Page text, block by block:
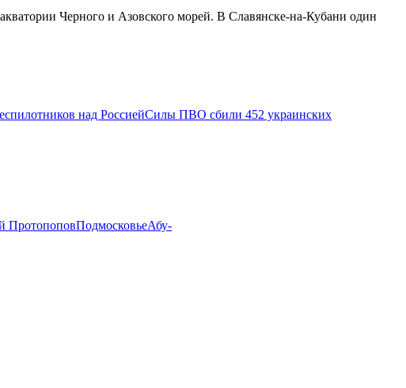
Черного и Азовского морей. В Славянске-на-Кубани один
над РоссиейСилы ПВО сбили 452 украинских
ПротопоповПодмосковьеАбу-